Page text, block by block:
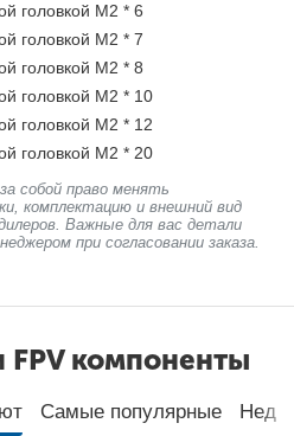
головкой M2 * 6
головкой M2 * 7
головкой M2 * 8
головкой M2 * 10
головкой M2 * 12
головкой M2 * 20
собой право менять
комплектацию и внешний вид
Важные для вас детали
при согласовании заказа.
компоненты
Самые популярные